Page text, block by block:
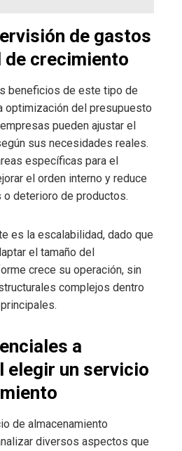
de gastos
crecimiento
beneficios de este tipo de
optimización del presupuesto
pueden ajustar el
sus necesidades reales.
específicas para el
el orden interno y reduce
deterioro de productos.
es la escalabilidad, dado que
el tamaño del
crece su operación, sin
complejos dentro
a
elegir un servicio
de almacenamiento
diversos aspectos que